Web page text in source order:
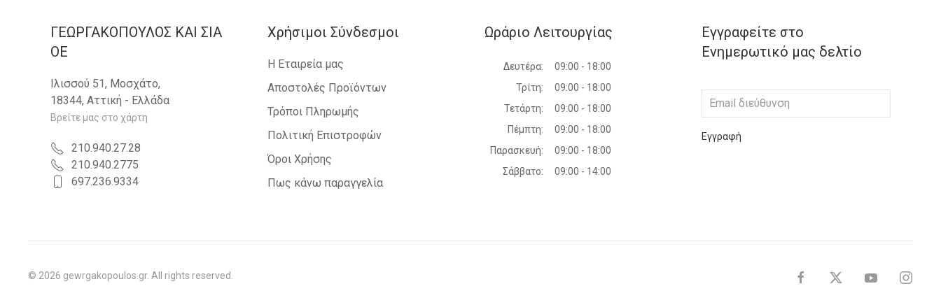
SEAT - IBIZA - 2008-2012
SEAT - IBIZA - 2012-2015
SKODA - SUPERB - 2008-2013
SKODA - SUPERB - 2013-2015
SKODA - FABIA - 2010-2014
SKODA - FABIA - 2014-2018
SKODA - YETI - 2009-2013
SKODA - YETI - 2013-
SKODA - ROOMSTER - 2010-2015
ΓΕΩΡΓΑΚΟΠΟΥΛΟΣ KAI ΣΙΑ
OE
Ιλισσού 51, Μοσχάτο,
18344, Αττική - Ελλάδα
Βρείτε μας στο χάρτη
210.940.27.28
210.940.2775
697.236.9334
Χρήσιμοι Σύνδεσμοι
Η Εταιρεία μας
Αποστολές Προϊόντων
Τρόποι Πληρωμής
Πολιτική Επιστροφών
Όροι Χρήσης
Πως κάνω παραγγελία
Ωράριο Λειτουργίας
Δευτέρα:
09:00 - 18:00
Τρίτη:
09:00 - 18:00
Τετάρτη:
09:00 - 18:00
Πέμπτη:
09:00 - 18:00
Παρασκευή:
09:00 - 18:00
Σάββατο:
09:00 - 14:00
Εγγραφείτε στο
Ενημερωτικό μας δελτίο
Εγγραφή
© 2026 gewrgakopoulos.gr. All rights reserved.